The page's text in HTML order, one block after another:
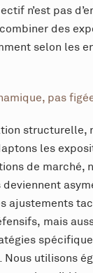
n’est pas
des
selon les
pas
structurelle,
les
de marché,
ajustements
mais
utilisons